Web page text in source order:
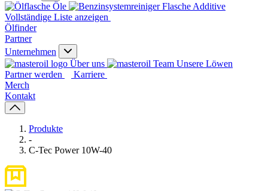
Öle
Additive
Vollständige Liste anzeigen
Ölfinder
Partner
Unternehmen
Über uns
Unsere Löwen
Partner werden
Karriere
Merch
Kontakt
Produkte
-
C-Tec Power 10W-40